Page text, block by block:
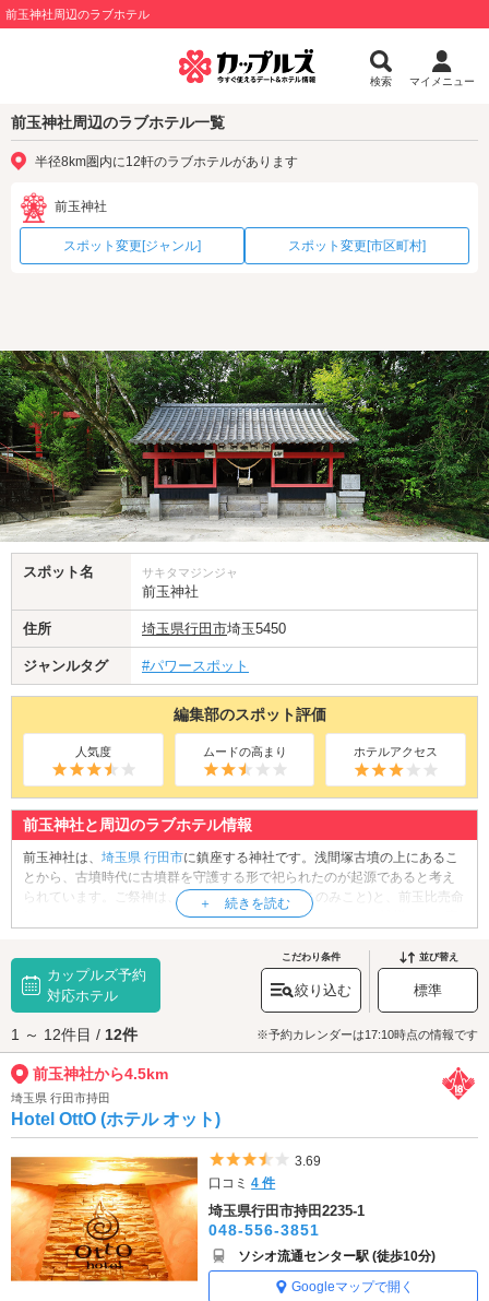
前玉神社周辺のラブホテル
検索 マイメニュー
前玉神社周辺のラブホテル一覧
半径8km圏内に12軒のラブホテルがあります
前玉神社
スポット変更[ジャンル] スポット変更[市区町村]
スポット名 サキタマジンジャ
前玉神社
住所 埼玉県行田市埼玉5450
ジャンルタグ #パワースポット
編集部のスポット評価
人気度 ムードの高まり ホテルアクセス
前玉神社と周辺のラブホテル情報
前玉神社は、 埼玉県 行田市に鎮座する神社です。浅間塚古墳の上にあるこ
とから、古墳時代に古墳群を守護する形で祀られたのが起源であると考え
られています。ご祭神は、前玉彦命(さきたまひこのみこと)と、前玉比売命
(さきたまひめのみこと)の2柱。人々を守り、幸福をもたらす神様です。恋
た。境内には人懐っこい猫たちが暮らしており、授与所ではこの猫たちに
ちなんだ可愛い御朱印や御守、絵馬なども販売されています。猫好き必見
の神社へぜひご参拝ください。
前玉神社へは、行田・羽生エリアのラブホテルからもアクセスが便利で
す。
カップルズ予約
対応ホテル
こだわり条件
絞り込む
並び替え
標準
1 ～ 12件目 / 12件 ※予約カレンダーは17:10時点の情報です
前玉神社から4.5km
埼玉県 行田市持田
Hotel OttO (ホテル オット)
5つ星のうち3.5
3.69
口コミ4 件
埼玉県行田市持田2235-1
048-556-3851
ソシオ流通センター駅 (徒歩10分)
Googleマップで開く